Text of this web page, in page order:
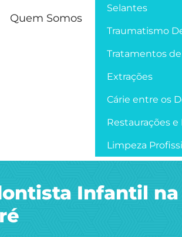
Quem Somos
Selantes
Traumatismo
Tratamentos de
Extrações
Cárie entre os
Restaurações
Limpeza
Infantil na